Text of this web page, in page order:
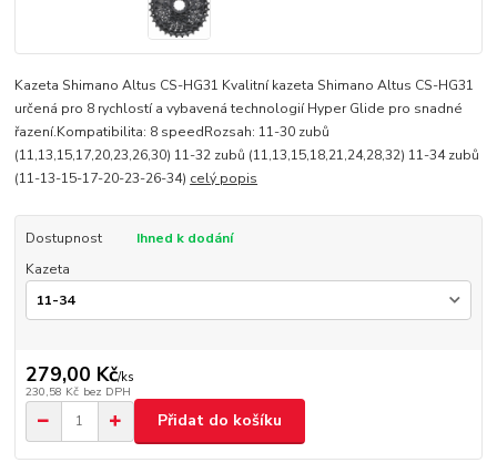
Kazeta Shimano Altus CS-HG31 Kvalitní kazeta Shimano Altus CS-HG31
určená pro 8 rychlostí a vybavená technologií Hyper Glide pro snadné
řazení.Kompatibilita: 8 speedRozsah: 11-30 zubů
(11,13,15,17,20,23,26,30) 11-32 zubů (11,13,15,18,21,24,28,32) 11-34 zubů
(11-13-15-17-20-23-26-34) celý popis
Dostupnost
Ihned k dodání
Kazeta
279,00 Kč/ks
230,58 Kč bez DPH
Přidat do košíku